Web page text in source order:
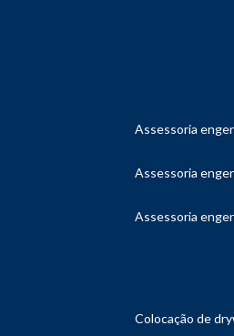
assessoria
assessoria
assessoria
colocação de